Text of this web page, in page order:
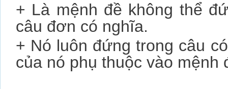
+ Là mệnh đề không thể
câu đơn có nghĩa.
+ Nó luôn đứng trong câu
của nó phụ thuộc vào mệnh